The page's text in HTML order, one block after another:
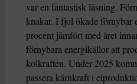
var en fantastisk läsning.
knakar. I fjol ökade förnybar
procent jämfört med året
förnybara energikällor att
kolkraften. Under 2025
passera kärnkraft i